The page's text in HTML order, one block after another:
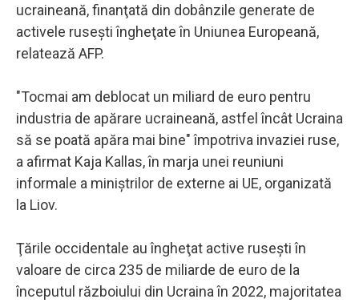
ucraineană, finanţată din dobânzile generate de
activele ruseşti îngheţate în Uniunea Europeană,
relatează AFP.
"Tocmai am deblocat un miliard de euro pentru
industria de apărare ucraineană, astfel încât Ucraina
să se poată apăra mai bine" împotriva invaziei ruse,
a afirmat Kaja Kallas, în marja unei reuniuni
informale a miniştrilor de externe ai UE, organizată
la Liov.
Ţările occidentale au îngheţat active ruseşti în
valoare de circa 235 de miliarde de euro de la
începutul războiului din Ucraina în 2022, majoritatea